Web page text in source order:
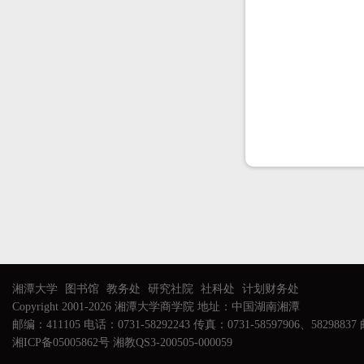
湘潭大学 图书馆 教务处 研究社院 社科处
计划财务处
Copyright 2001-2026 湘潭大学商学院 地址：中国湖南湘潭
邮编：411105 电话：0731-58292243 传真：0731-58597906、58298837
湘ICP备05005862号 湘教QS3-200505-000059